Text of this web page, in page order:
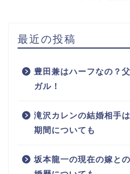
最近の投稿
豊田兼はハーフなの？
ガル！
滝沢カレンの結婚相手
期間についても
坂本龍一の現在の嫁と